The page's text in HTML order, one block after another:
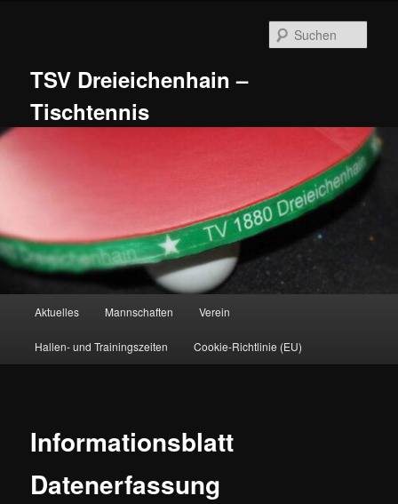
TSV Dreieichenhain –
Tischtennis
Aktuelles Mannschaften Verein
Hallen- und Trainingszeiten Cookie-Richtlinie (EU)
Informationsblatt
Datenerfassung